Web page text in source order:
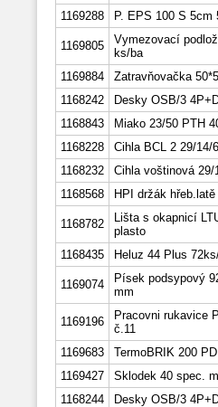
1169288 P. EPS 100 S 5cm
1169805
Vymezovací
ks/ba
1169884 Zatravňovačka
1168242
Desky OSB/3
1168843
Miako 23/50 PTH
1168228
Cihla BCL 2 29/14/
1168232
Cihla voštinová 29/
1168568
HPI držák
1168782
Lišta s okapnicí
plasto
1168435 Heluz 44 Plus
1169074
Písek podsypový
mm
1169196
Pracovni rukavice
č.11
1169683 TermoBRIK 200
1169427
Sklodek 40 spec.
1168244
Desky OSB/3